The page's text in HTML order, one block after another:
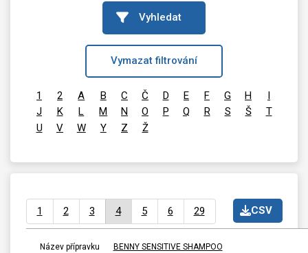
Vyhledat
Vymazat filtrování
1 2 A B C Č D E F G H
I
J
K L M N O P Q R S Š
T
U
V W Y Z Ž
CSV
1 2 3 4 5 6 29
Název přípravku BENNY SENSITIVE SHAMPOO